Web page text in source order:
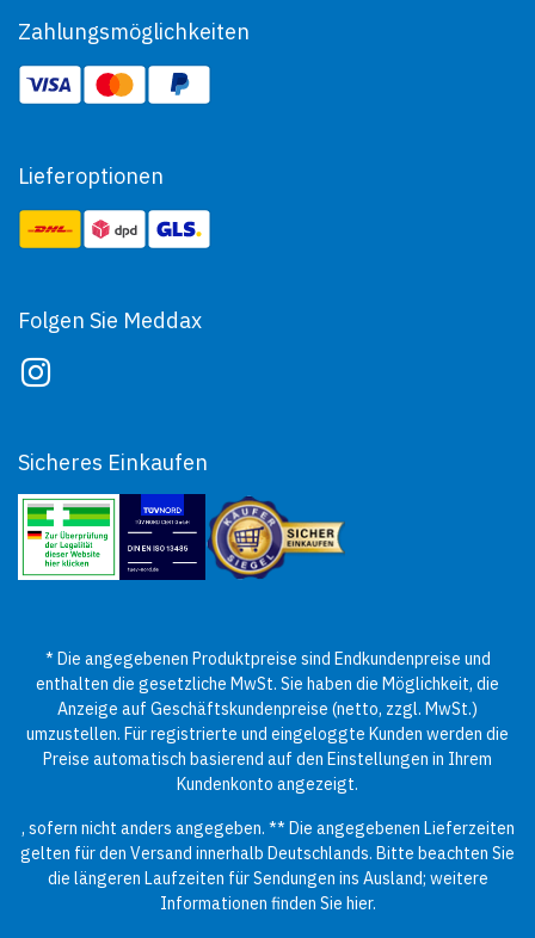
Zahlungsmöglichkeiten
Lieferoptionen
Folgen Sie Meddax
Sicheres Einkaufen
* Die angegebenen Produktpreise sind Endkundenpreise und
enthalten die gesetzliche MwSt. Sie haben die Möglichkeit, die
Anzeige auf Geschäftskundenpreise (netto, zzgl. MwSt.)
umzustellen. Für registrierte und eingeloggte Kunden werden die
Preise automatisch basierend auf den Einstellungen in Ihrem
Kundenkonto angezeigt.
, sofern nicht anders angegeben. ** Die angegebenen Lieferzeiten
gelten für den Versand innerhalb Deutschlands. Bitte beachten Sie
die längeren Laufzeiten für Sendungen ins Ausland; weitere
Informationen finden Sie hier.